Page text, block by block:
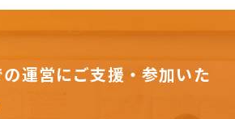
の運営にご支援・参加いた